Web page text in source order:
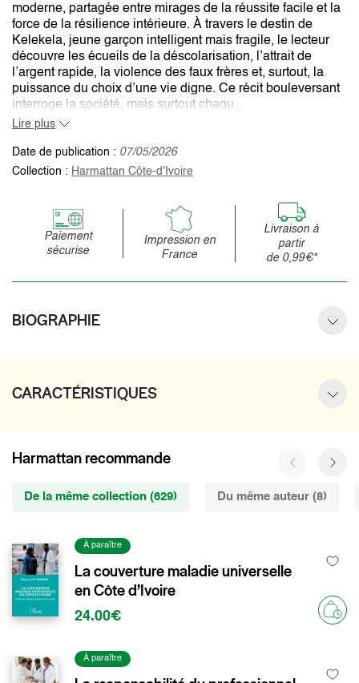
moderne, partagée entre mirages de la réussite facile et la
force de la résilience intérieure. À travers le destin de
Kelekela, jeune garçon intelligent mais fragile, le lecteur
découvre les écueils de la déscolarisation, l’attrait de
l’argent rapide, la violence des faux frères et, surtout, la
puissance du choix d’une vie digne. Ce récit bouleversant
interroge la société, mais surtout chaqu...
Lire plus
Date de publication : 07/05/2026
Collection : Harmattan Côte-d'Ivoire
Paiement
sécurise
Impression en
France
Livraison à
partir
de 0,99€*
BIOGRAPHIE
CARACTÉRISTIQUES
Harmattan recommande
De la même collection (629) Du même auteur (8)
À paraître
La couverture maladie universelle
en Côte d’Ivoire
24.00€
À paraître